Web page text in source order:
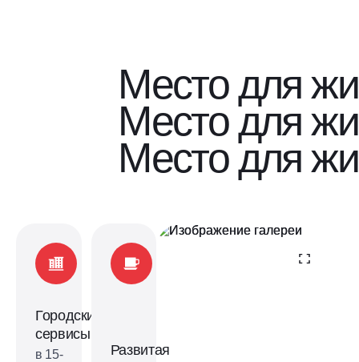
Место для
Место для
Место для
Городские
сервисы
в 15-
Развитая